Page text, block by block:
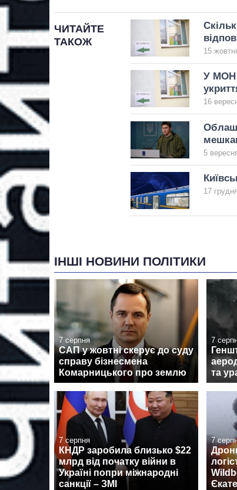
ЧИТАЙТЕ
ТАКОЖ
15
У МОН
16
5
17
ІНШІ НОВИНИ ПОЛІТИКИ
7 серпня
САП у жовтні скерує до суду
справу бізнесмена
Комарницького про землю
7
та
7 серпня
КНДР заробила близько $22
млрд від початку війни в
Україні попри міжнародні
санкції – ЗМІ
7